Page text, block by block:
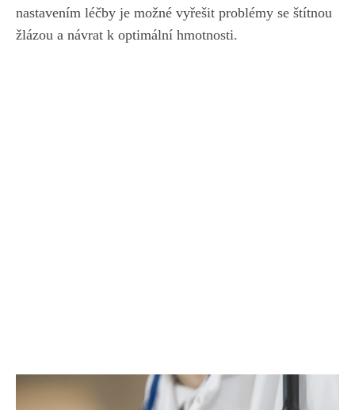
nastavením léčby je možné vyřešit problémy se ⁤štítnou
žlázou a návrat k optimální hmotnosti.